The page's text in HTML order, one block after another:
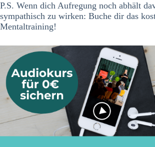
P.S. Wenn dich Aufregung noch abhält
sympathisch zu wirken: Buche dir das
Mentaltraining!